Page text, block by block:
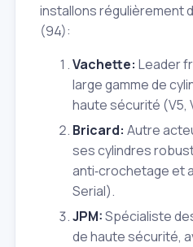
installons régulièrement
(94):
Vachette: Leader
large gamme de
haute sécurité (V5,
Bricard: Autre
ses cylindres
anti‑crochetage et
Serial).
JPM:Spécialiste
de haute sécurité,